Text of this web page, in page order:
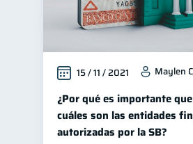
15 / 11 / 2021 Maylen
¿Por qué es importante
cuáles son las entidades
autorizadas por la SB?